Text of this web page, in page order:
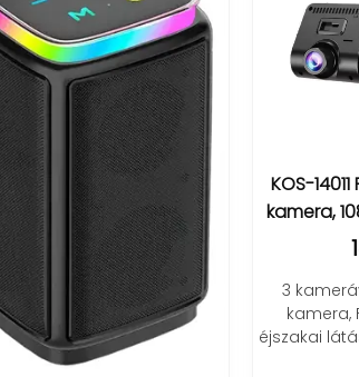
KOS-
kamera,
3
kamera,
éjszakai